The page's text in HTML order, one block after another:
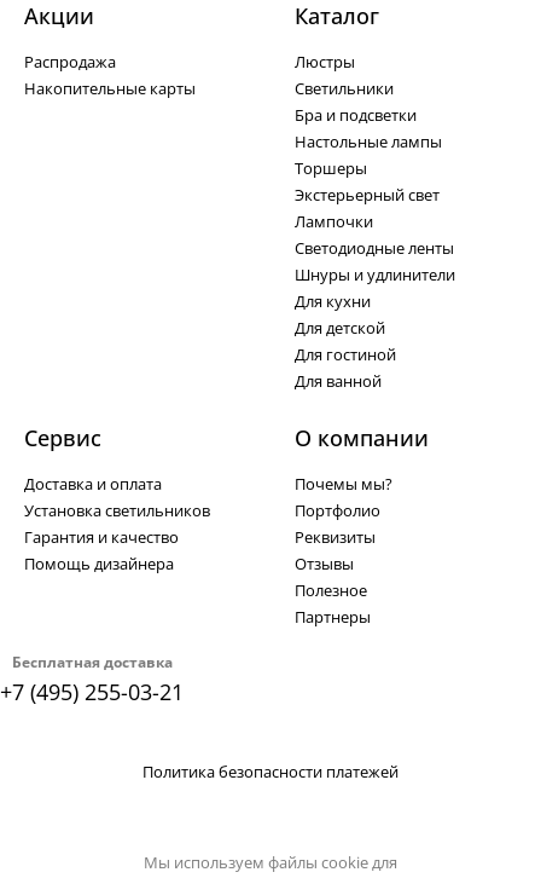
Бесплатная доставка
+7 (495) 255-03-21
Акции
Распродажа
Накопительные карты
Каталог
Люстры
Светильники
Бра и подсветки
Настольные лампы
Торшеры
Экстерьерный свет
Лампочки
Светодиодные ленты
Шнуры и удлинители
Для кухни
Для детской
Для гостиной
Для ванной
Сервис
Доставка и оплата
Установка светильников
Гарантия и качество
Помощь дизайнера
О компании
Почемы мы?
Портфолио
Реквизиты
Отзывы
Полезное
Партнеры
Политика безопасности платежей
Мы используем файлы cookie для